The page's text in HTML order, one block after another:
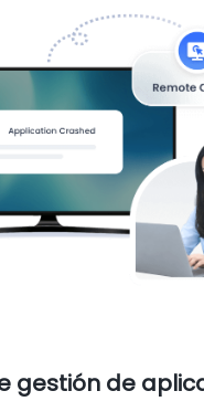
gestión de